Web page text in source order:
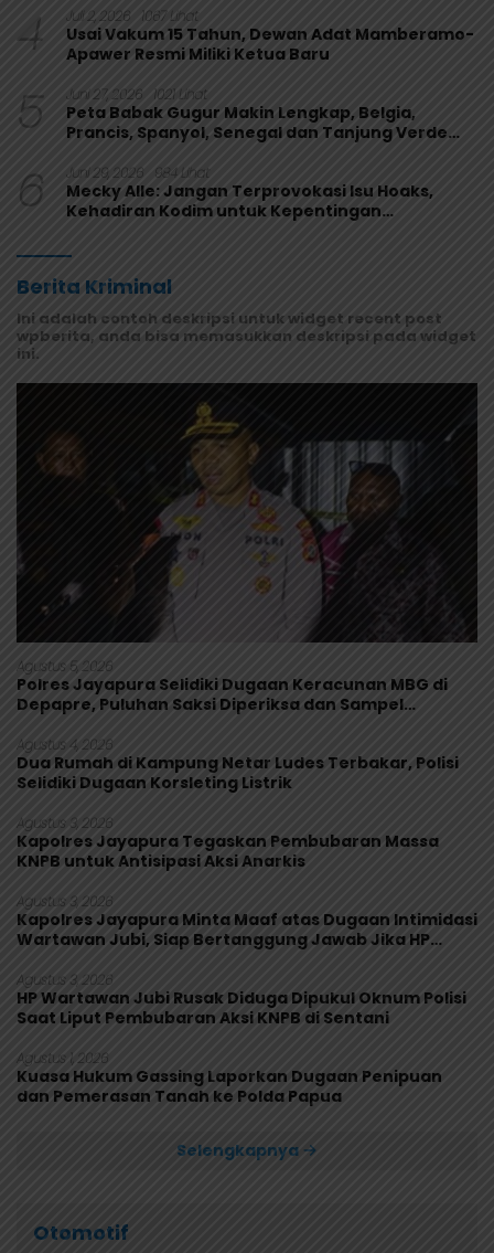
4 Juli 2, 2026 1067 Lihat
Usai Vakum 15 Tahun, Dewan Adat Mamberamo-
Apawer Resmi Miliki Ketua Baru
5 Juni 27, 2026 1021 Lihat
Peta Babak Gugur Makin Lengkap, Belgia,
Prancis, Spanyol, Senegal dan Tanjung Verde
6 Juni 29, 2026 984 Lihat
Mecky Alle: Jangan Terprovokasi Isu Hoaks,
Kehadiran Kodim untuk Kepentingan
Berita Kriminal
Ini adalah contoh deskripsi untuk widget recent post
wpberita, anda bisa memasukkan deskripsi pada widget
ini.
Agustus 5, 2026
Polres Jayapura Selidiki Dugaan Keracunan MBG di
Depapre, Puluhan Saksi Diperiksa dan Sampel
Agustus 4, 2026
Dua Rumah di Kampung Netar Ludes Terbakar, Polisi
Selidiki Dugaan Korsleting Listrik
Agustus 3, 2026
Kapolres Jayapura Tegaskan Pembubaran Massa
KNPB untuk Antisipasi Aksi Anarkis
Agustus 3, 2026
Kapolres Jayapura Minta Maaf atas Dugaan Intimidasi
Wartawan Jubi, Siap Bertanggung Jawab Jika HP
Agustus 3, 2026
HP Wartawan Jubi Rusak Diduga Dipukul Oknum Polisi
Saat Liput Pembubaran Aksi KNPB di Sentani
Agustus 1, 2026
Kuasa Hukum Gassing Laporkan Dugaan Penipuan
dan Pemerasan Tanah ke Polda Papua
Selengkapnya
Otomotif